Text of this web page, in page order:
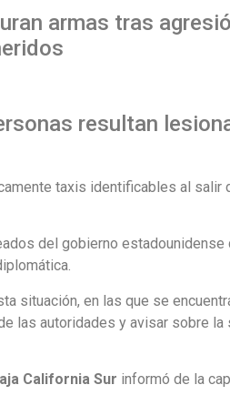
armas tras
resultan
taxis identificables al
del gobierno
situación, en las que se
las autoridades y avisar sobre
California Sur informó de la